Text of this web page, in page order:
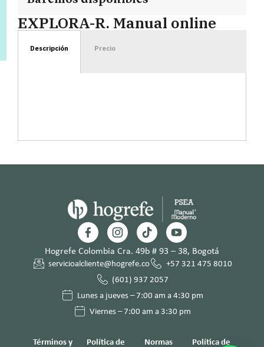
EXPLORA-R. Manual online
Descripción Precio
Hogrefe Colombia Cra. 49b # 93 – 38, Bogotá
servicioalcliente@hogrefe.co
+57 321 475 8010
(601) 937 2057
Lunes a jueves – 7:00 am a 4:30 pm
Viernes – 7:00 am a 3:30 pm
Términos y Política de Normas Política de